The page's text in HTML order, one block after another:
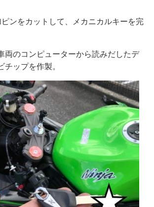
ンをカットして、メカニカルキーを完
両のコンピューターから読みだしたデ
チップを作製。